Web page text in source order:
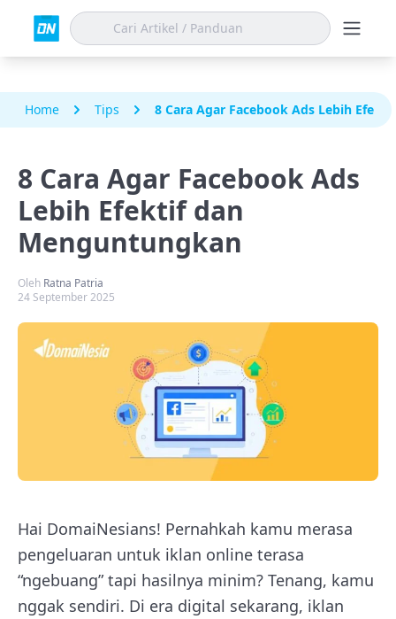
Home Tips 8 Cara Agar Facebook Ads Lebih
8 Cara Agar Facebook Ads
Lebih Efektif dan
Menguntungkan
Oleh Ratna Patria
24 September 2025
Hai DomaiNesians! Pernahkah kamu merasa
pengeluaran untuk iklan online terasa
“ngebuang” tapi hasilnya minim? Tenang, kamu
nggak sendiri. Di era digital sekarang, iklan